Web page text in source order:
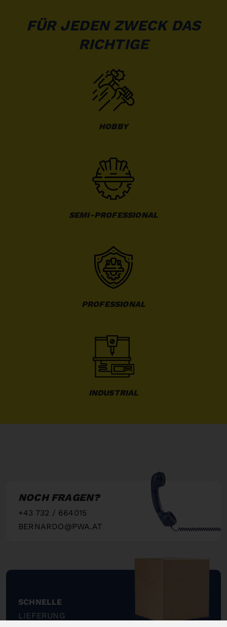
FÜR JEDEN ZWECK DAS
RICHTIGE
HOBBY
SEMI-PROFESSIONAL
PROFESSIONAL
INDUSTRIAL
NOCH FRAGEN?
+43 732 / 664015
BERNARDO@PWA.AT
SCHNELLE
LIEFERUNG